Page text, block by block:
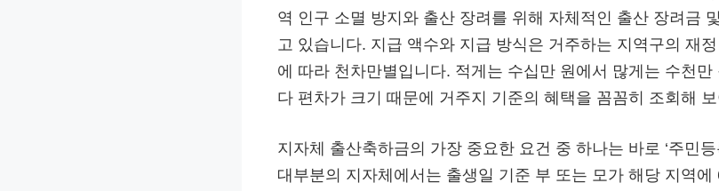
역 인구 소멸 방지와 출산 장려를 위해 자체적인 출산 장려금
고 있습니다. 지급 액수와 지급 방식은 거주하는 지역구의 재
에 따라 천차만별입니다. 적게는 수십만 원에서 많게는 수천
다 편차가 크기 때문에 거주지 기준의 혜택을 꼼꼼히 조회해
지자체 출산축하금의 가장 중요한 요건 중 하나는 바로 ‘주민
대부분의 지자체에서는 출생일 기준 부 또는 모가 해당 지역